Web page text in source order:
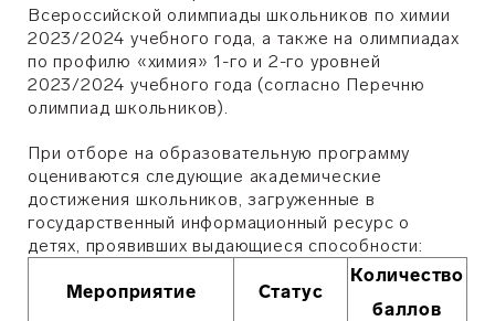
Всероссийской олимпиады школьников по химии
2023/2024 учебного года, а также на олимпиадах
по профилю «химия» 1-го и 2-го уровней
2023/2024 учебного года (согласно Перечню
олимпиад школьников).
При отборе на образовательную программу
оцениваются следующие академические
достижения школьников, загруженные в
государственный информационный ресурс о
детях, проявивших выдающиеся способности:
Мероприятие Статус
Количество
баллов